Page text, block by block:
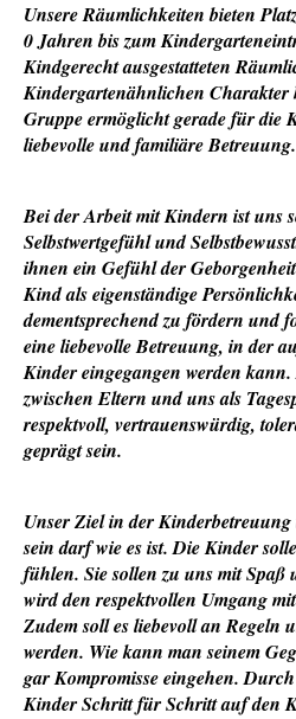
Unsere Räumlichkeiten bieten
0 Jahren bis zum
Kindgerecht ausgestatteten
Kindergartenähnlichen Charakter
Gruppe ermöglicht gerade für die
liebevolle und familiäre Betreuung.
Bei der Arbeit mit Kindern ist uns
Selbstwertgefühl und
ihnen ein Gefühl der
Kind als eigenständige
dementsprechend zu fördern und
eine liebevolle Betreuung, in der
Kinder eingegangen werden
zwischen Eltern und uns als
respektvoll, vertrauenswürdig,
geprägt sein.
Unser Ziel in der Kinderbetreuung
sein darf wie es ist. Die Kinder
fühlen. Sie sollen zu uns mit Spaß
wird den respektvollen Umgang
Zudem soll es liebevoll an Regeln
werden. Wie kann man seinem
gar Kompromisse eingehen.
Kinder Schritt für Schritt auf den